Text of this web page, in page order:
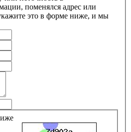
поменялся адрес или
это в форме ниже, и мы